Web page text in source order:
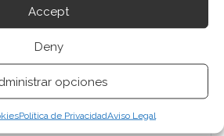
Accept
Deny
opciones
Política de PrivacidadAviso Legal